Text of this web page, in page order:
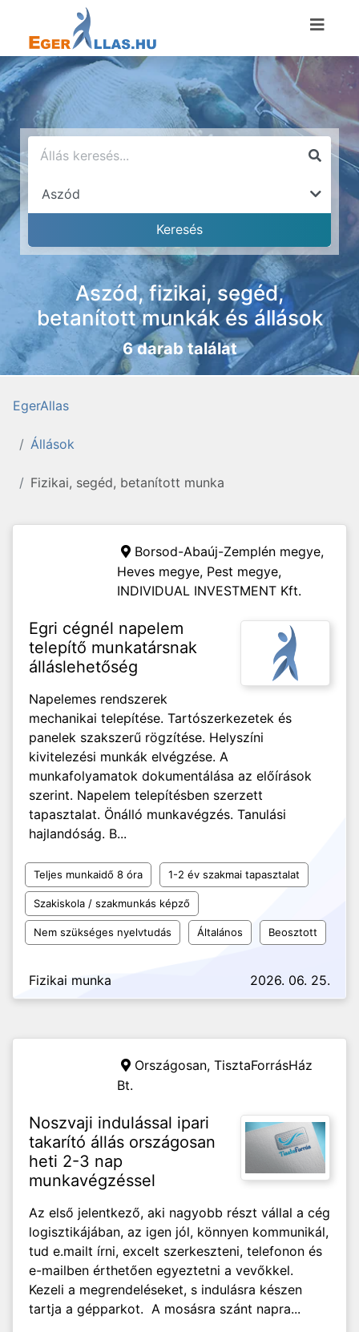
Aszód, fizikai, segéd,
betanított munkák és állások
6 darab találat
EgerAllas
Állások
Fizikai, segéd, betanított munka
Borsod-Abaúj-Zemplén megye,
Heves megye, Pest megye,
INDIVIDUAL INVESTMENT Kft.
Egri cégnél napelem
telepítő munkatársnak
álláslehetőség
Napelemes rendszerek
mechanikai telepítése. Tartószerkezetek és
panelek szakszerű rögzítése. Helyszíni
kivitelezési munkák elvégzése. A
munkafolyamatok dokumentálása az előírások
szerint. Napelem telepítésben szerzett
tapasztalat. Önálló munkavégzés. Tanulási
hajlandóság. B...
Teljes munkaidő 8 óra 1-2 év szakmai tapasztalat
Szakiskola / szakmunkás képző
Nem szükséges nyelvtudás Általános Beosztott
Fizikai munka 2026. 06. 25.
Országosan, TisztaForrásHáz
Bt.
Noszvaji indulással ipari
takarító állás országosan
heti 2-3 nap
munkavégzéssel
Az első jelentkező, aki nagyobb részt vállal a cég
logisztikájában, az igen jól, könnyen kommunikál,
tud e.mailt írni, excelt szerkeszteni, telefonon és
e-mailben érthetően egyeztetni a vevőkkel.
Kezeli a megrendeléseket, s indulásra készen
tartja a gépparkot. A mosásra szánt napra...